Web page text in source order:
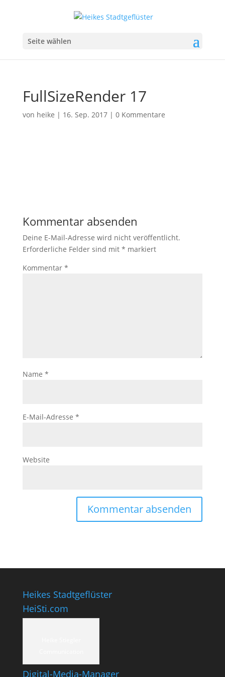
Seite wählen
FullSizeRender 17
von heike | 16. Sep. 2017| 0 Kommentare
Kommentar absenden
Deine E-Mail-Adresse wird nicht veröffentlicht.
Erforderliche Felder sind mit * markiert
Kommentar *
Name *
E-Mail-Adresse *
Website
Heikes Stadtgeflüster
HeiSti.com
Digital-Media-Manager